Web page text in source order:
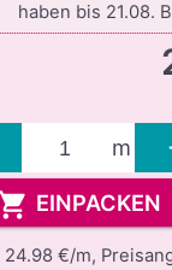
haben bis 21.08.
m
EINPACKEN
24.98 €/m,